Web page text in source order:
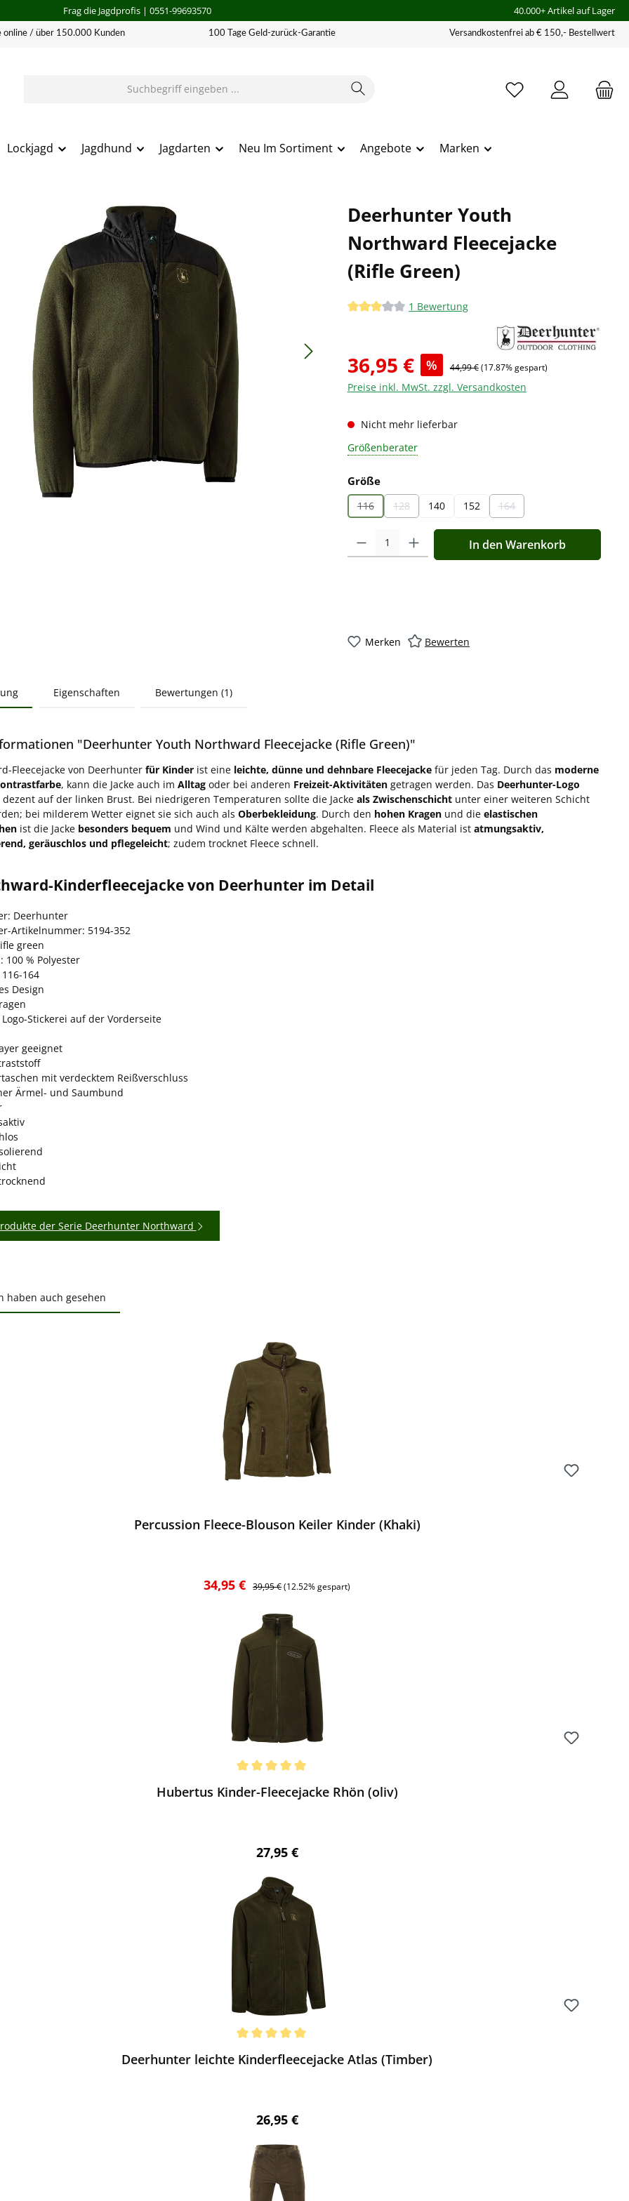
Frag die Jagdprofis| 0551-99693570 40.000+ Artikel auf Lager
online / über 150.000 Kunden 100 Tage Geld-zurück-Garantie Versandkostenfrei ab € 150,- Bestellwert
Lockjagd Jagdhund Jagdarten Neu Im Sortiment Angebote Marken
Deerhunter Youth
Northward Fleecejacke
(Rifle Green)
Durchschnittliche Bewertung von 3 von 5 Sternen
1 Bewertung
36,95 € % 44,99 €(17.87% gespart)
Preise inkl. MwSt. zzgl. Versandkosten
Nicht mehr lieferbar
Größenberater
Größeauswählen
116
(Diese Option ist zurzeit nicht verfügbar.)
128
(Diese Option ist zurzeit nicht verfügbar.)
140 152 164
(Diese Option ist zurzeit nicht
Produkt Anzahl: Gib den gewünschten Wert ein oder
In den Warenkorb
Merken Bewerten
Eigenschaften Bewertungen (1)
"Deerhunter Youth Northward Fleecejacke (Rifle Green)"
Fleecejacke von Deerhunter für Kinder ist eine leichte, dünne und dehnbare Fleecejacke für jeden Tag. Durch das moderne
, kann die Jacke auch im Alltag oder bei anderen Freizeit-Aktivitäten getragen werden. Das Deerhunter-Logo
auf der linken Brust. Bei niedrigeren Temperaturen sollte die Jacke als Zwischenschicht unter einer weiteren Schicht
bei milderem Wetter eignet sie sich auch als Oberbekleidung. Durch den hohen Kragen und die elastischen
ist die Jacke besonders bequem und Wind und Kälte werden abgehalten. Fleece als Material ist atmungsaktiv,
geräuschlos und pflegeleicht; zudem trocknet Fleece schnell.
Kinderfleecejacke von Deerhunter im Detail
Deerhunter
Artikelnummer: 5194-352
green
100 % Polyester
164
Design
Stickerei auf der Vorderseite
geeignet
mit verdecktem Reißverschluss
Ärmel- und Saumbund
der Serie Deerhunter Northward
haben auch gesehen
Percussion Fleece-Blouson Keiler Kinder (Khaki)
Verkaufspreis:
34,95 € Regulärer Preis:
39,95 €(12.52% gespart)
Hubertus Kinder-Fleecejacke Rhön (oliv)
Regulärer Preis:
27,95 €
Deerhunter leichte Kinderfleecejacke Atlas (Timber)
Regulärer Preis:
26,95 €